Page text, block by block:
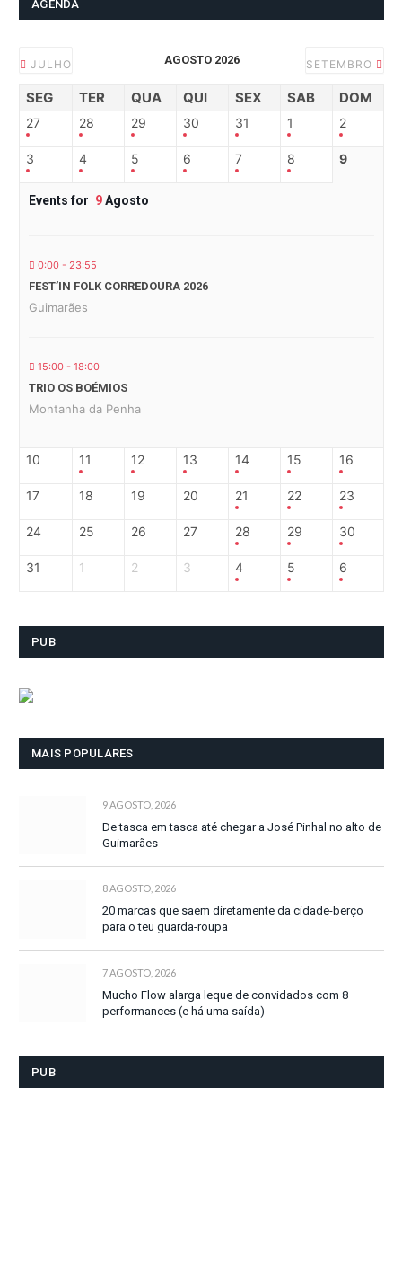
AGENDA
JULHO AGOSTO 2026 SETEMBRO
SEG TER QUA QUI SEX SAB DOM
27 28 29 30 31 1 2
3 4 5 6 7 8 9
Events for 9Agosto
0:00 - 23:55
FEST’IN FOLK CORREDOURA 2026
Guimarães
15:00 - 18:00
TRIO OS BOÉMIOS
Montanha da Penha
10 11 12 13 14 15 16
17 18 19 20 21 22 23
24 25 26 27 28 29 30
31 1 2 3 4 5 6
PUB
MAIS POPULARES
9 AGOSTO, 2026
De tasca em tasca até chegar a José Pinhal no alto de
Guimarães
8 AGOSTO, 2026
20 marcas que saem diretamente da cidade-berço
para o teu guarda-roupa
7 AGOSTO, 2026
Mucho Flow alarga leque de convidados com 8
performances (e há uma saída)
PUB